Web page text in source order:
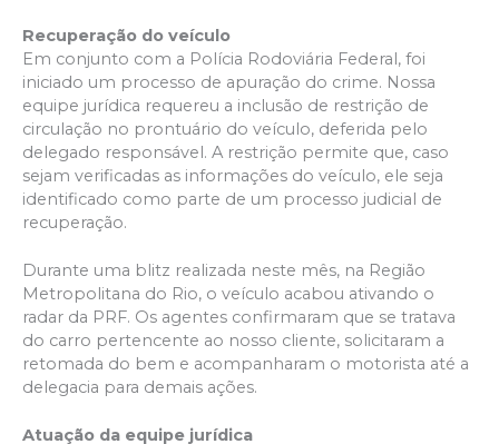
Recuperação do veículo
Em conjunto com a Polícia Rodoviária Federal, foi
iniciado um processo de apuração do crime. Nossa
equipe jurídica requereu a inclusão de restrição de
circulação no prontuário do veículo, deferida pelo
delegado responsável. A restrição permite que, caso
sejam verificadas as informações do veículo, ele seja
identificado como parte de um processo judicial de
recuperação.
Durante uma blitz realizada neste mês, na Região
Metropolitana do Rio, o veículo acabou ativando o
radar da PRF. Os agentes confirmaram que se tratava
do carro pertencente ao nosso cliente, solicitaram a
retomada do bem e acompanharam o motorista até a
delegacia para demais ações.
Atuação da equipe jurídica